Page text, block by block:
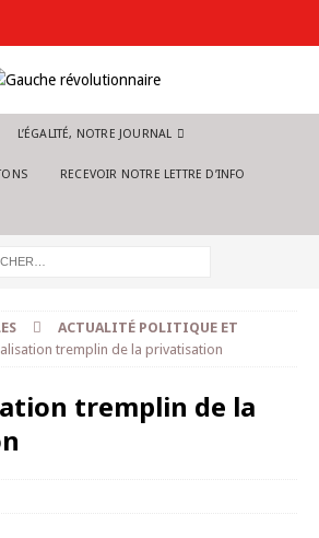
L’ÉGALITÉ, NOTRE JOURNAL
RECEVOIR NOTRE LETTRE D’INFO
ACTUALITÉ POLITIQUE ET
tremplin de la privatisation
tremplin de la